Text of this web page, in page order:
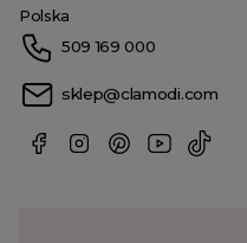
Polska
509 169 000
sklep@clamodi.com